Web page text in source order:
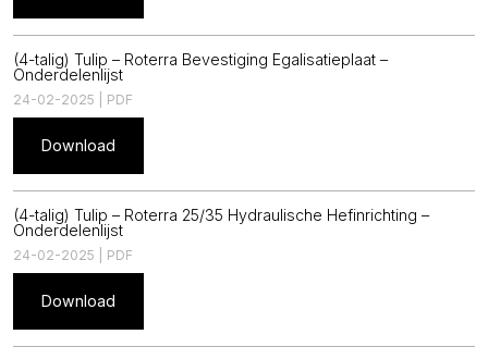
(4-talig) Tulip – Roterra Bevestiging Egalisatieplaat –
Onderdelenlijst
24-02-2025 | PDF
Download
(4-talig) Tulip – Roterra 25/35 Hydraulische Hefinrichting –
Onderdelenlijst
24-02-2025 | PDF
Download